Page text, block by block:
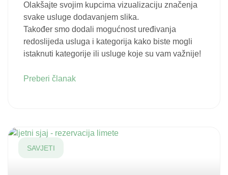
Olakšajte svojim kupcima vizualizaciju značenja
svake usluge dodavanjem slika.
Također smo dodali mogućnost uređivanja
redoslijeda usluga i kategorija kako biste mogli
istaknuti kategorije ili usluge koje su vam važnije!
Preberi članak
SAVJETI